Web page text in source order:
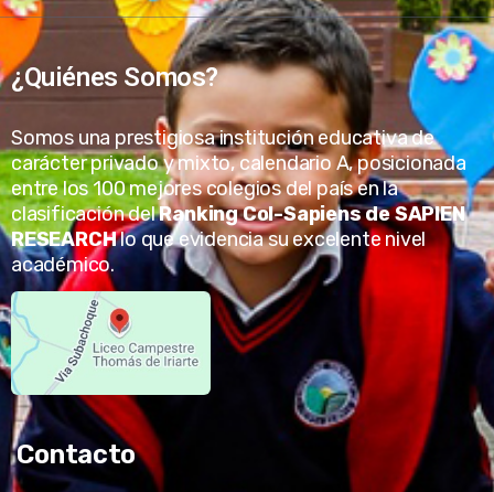
¿Quiénes Somos?
Somos una prestigiosa institución educativa de
carácter privado y mixto, calendario A, posicionada
entre los 100 mejores colegios del país en la
clasificación delRanking Col-Sapiens de SAPIEN
RESEARCHlo que evidencia su excelente nivel
académico.
Contacto